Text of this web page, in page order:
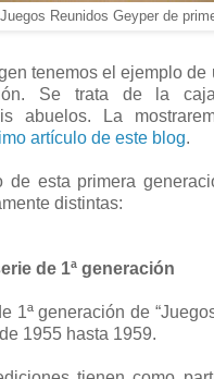
Reunidos Geyper de
tenemos el ejemplo de
Se trata de la
abuelos. La
artículo de este blog.
de esta primera
distintas:
de 1ª generación
1ª generación de
1955 hasta 1959.